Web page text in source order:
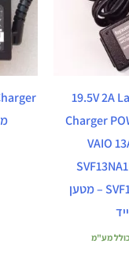
19.5V 2A
Charger
VAIO
SVF13N12CWS Flip PC – מטען
כולל מע"מ